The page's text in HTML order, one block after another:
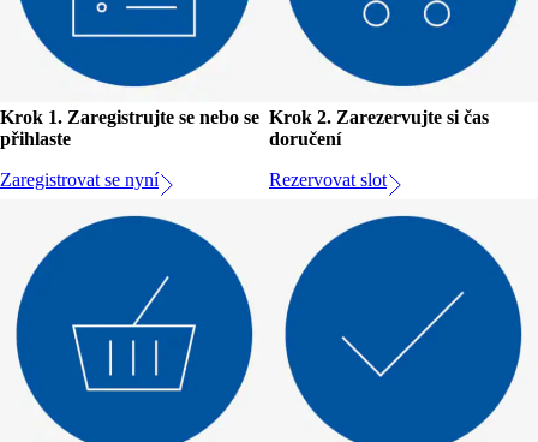
Krok 1. Zaregistrujte se nebo se
přihlaste
Zaregistrovat se nyní
Krok 2. Zarezervujte si čas
doručení
Rezervovat slot